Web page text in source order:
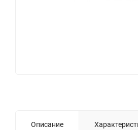
Описание